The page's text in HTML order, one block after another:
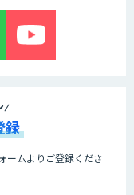
録
ームよりご登録くださ